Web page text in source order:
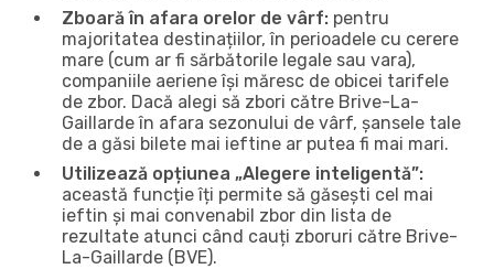
Zboară în afara orelor de vârf: pentru
majoritatea destinațiilor, în perioadele cu cerere
mare (cum ar fi sărbătorile legale sau vara),
companiile aeriene își măresc de obicei tarifele
de zbor. Dacă alegi să zbori către Brive-La-
Gaillarde în afara sezonului de vârf, șansele tale
de a găsi bilete mai ieftine ar putea fi mai mari.
Utilizează opțiunea „Alegere inteligentă”:
această funcție îți permite să găsești cel mai
ieftin și mai convenabil zbor din lista de
rezultate atunci când cauți zboruri către Brive-
La-Gaillarde (BVE).